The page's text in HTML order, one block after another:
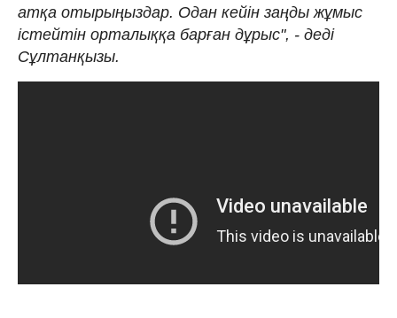
атқа отырыңыздар. Одан кейін заңды жұмыс
істейтін орталыққа барған дұрыс", - деді
Сұлтанқызы.